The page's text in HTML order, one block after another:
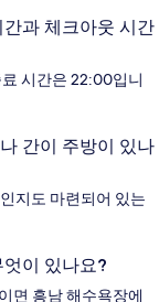
과 체크아웃 시간
시간은 22:00입니
간이 주방이 있나
지도 마련되어 있는
이 있나요?
면 흥남 해수욕장에